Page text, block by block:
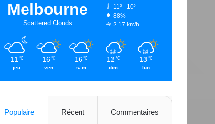
Melbourne
Scattered Clouds
11º - 10º
88%
2.17 km/h
11 ℃
jeu
16 ℃
ven
16 ℃
sam
12 ℃
dim
13 ℃
lun
Populaire Récent Commentaires